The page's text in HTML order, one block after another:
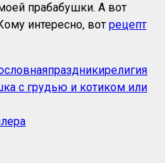
прабабушки. А вот
интересно, вот рецепт
праздникирелигия
с грудью и котиком или